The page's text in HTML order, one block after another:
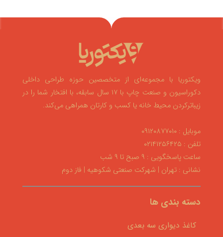
ویکتوریا با مجموعه‌ای از متخصصین حوزه طراحی داخلی
دکوراسیون و صنعت چاپ با ۱۷ سال سابقه، با افتخار شما را در
زیباترکردن محیط خانه یا کسب و کارتان همراهی می‌کند.
موبایل : ۰۹۱۲۰۸۷۷۰۱۰
تلفن : ۰۲۱۴۱۲۵۶۴۲۵
ساعت پاسخگویی : ۹ صبح تا ۹ شب
نشانی : تهران | شهرکت صنعتی شکوهیه | فاز دوم
دسته بندی ها
کاغذ دیواری سه بعدی